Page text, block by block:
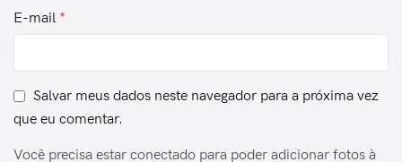
E-mail *
Salvar meus dados neste navegador para a próxima vez
que eu comentar.
Você precisa estar conectado para poder adicionar fotos à